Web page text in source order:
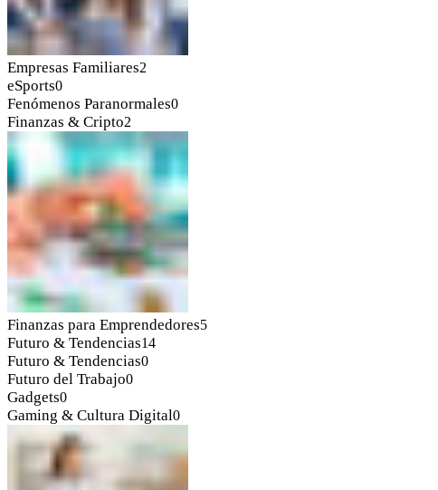
Empresas Familiares2
eSports0
Fenómenos Paranormales0
Finanzas & Cripto2
Finanzas para Emprendedores5
Futuro & Tendencias14
Futuro & Tendencias0
Futuro del Trabajo0
Gadgets0
Gaming & Cultura Digital0